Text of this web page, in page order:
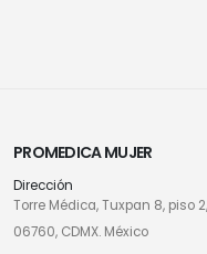
PROMEDICA MUJER
Dirección
Torre Médica, Tuxpan 8, piso
06760, CDMX. México